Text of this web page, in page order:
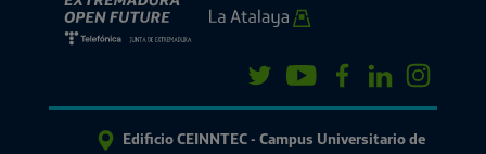
Edificio CEINNTEC - Campus Universitario de